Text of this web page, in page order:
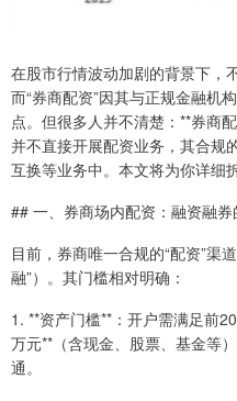
在股市行情波动加剧的背景下，
而“券商配资”因其与正规金融机
点。但很多人并不清楚：**券商
并不直接开展配资业务，其合规
互换等业务中。本文将为你详细
## 一、券商场内配资：融资融券
目前，券商唯一合规的“配资”渠
融”）。其门槛相对明确：
1. **资产门槛**：开户需满足前
万元**（含现金、股票、基金等
通。